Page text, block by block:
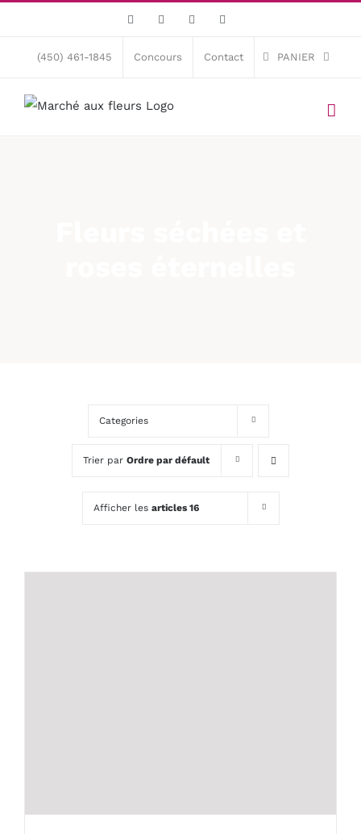
content
Facebook Instagram
(450) 461-1845 Concours Contact PANIER
Categories
Trier par Ordre par défault
Afficher les articles 16